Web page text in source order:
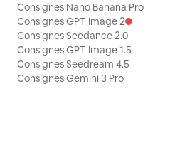
Consignes Nano Banana Pro
Consignes GPT Image 2
Consignes Seedance 2.0
Consignes GPT Image 1.5
Consignes Seedream 4.5
Consignes Gemini 3 Pro